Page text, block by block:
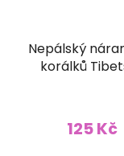
Nepálský
korálků
125 Kč